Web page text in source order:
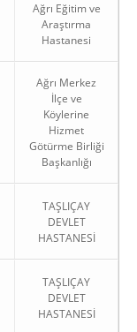
Ağrı Eğitim ve
Araştırma
Hastanesi
Ağrı Merkez
İlçe ve
Köylerine
Hizmet
Götürme Birliği
Başkanlığı
TAŞLIÇAY
DEVLET
HASTANESİ
TAŞLIÇAY
DEVLET
HASTANESİ